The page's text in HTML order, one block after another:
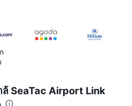
SeaTac Airport Link